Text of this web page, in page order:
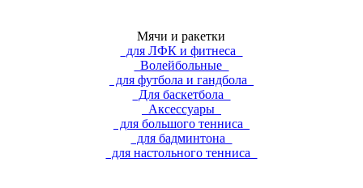
Мячи и ракетки
для ЛФК и фитнеса
Волейбольные
для футбола и гандбола
Для баскетбола
Аксессуары
для большого тенниса
для бадминтона
для настольного тенниса